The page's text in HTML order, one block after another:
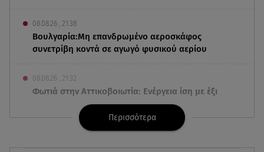
08.08.26 , 21:38
Βουλγαρία:Μη επανδρωμένο αεροσκάφος
συνετρίβη κοντά σε αγωγό φυσικού αερίου
08.08.26 , 21:32
Φωτιά στην Αττικοβοιωτία: Ενέργεια ίση με έξι
ατομικές βόμβες
«Ισλαμικό ΝΑΤΟ»: Πώς επηρεάζεται η Ελλάδα
Περισσότερα